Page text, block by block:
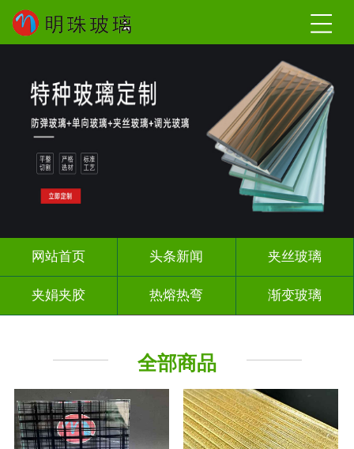
网站首页 头条新闻 夹丝玻璃
夹娟夹胶 热熔热弯 渐变玻璃
全部商品